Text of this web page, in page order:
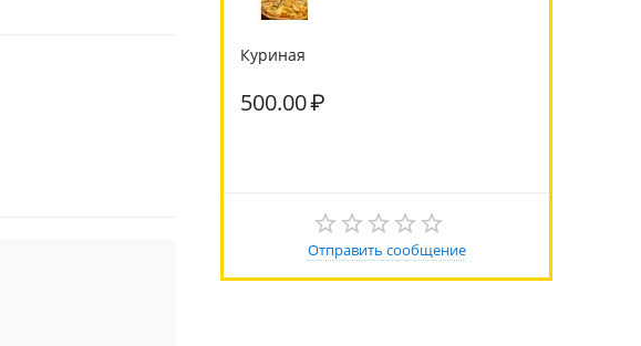
Куриная
500.00₽
Отправить сообщение